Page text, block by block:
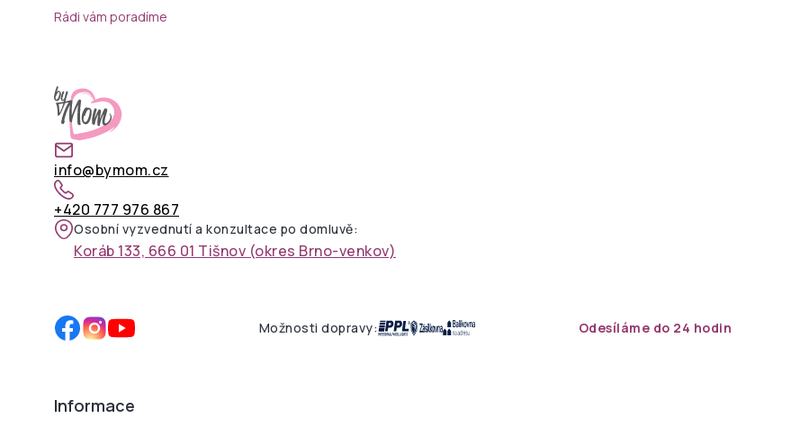
Rádi vám poradíme
info@bymom.cz
+420 777 976 867
Osobní vyzvednutí a konzultace po domluvě:
Koráb 133, 666 01 Tišnov (okres Brno-venkov)
Možnosti dopravy: Odesíláme do 24 hodin
Informace